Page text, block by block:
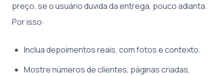
preço, se o usuário duvida da entrega, pouco adianta.
Por isso:
Inclua depoimentos reais, com fotos e contexto.
Mostre números de clientes, páginas criadas,